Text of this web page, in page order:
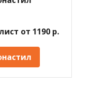
от 1190 р.